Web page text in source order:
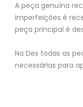
A peça genuína
imperfeições é
peça principal é
Na Dex todas as
necessárias para